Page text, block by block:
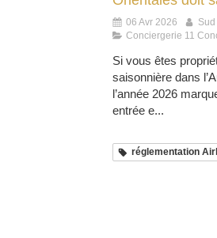
06 Avr 2026
Conciergerie 11
Si vous êtes
saisonnière dans
l’année 2026
entrée e...
réglementation